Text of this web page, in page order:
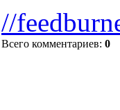
//
Всего комментариев: 0